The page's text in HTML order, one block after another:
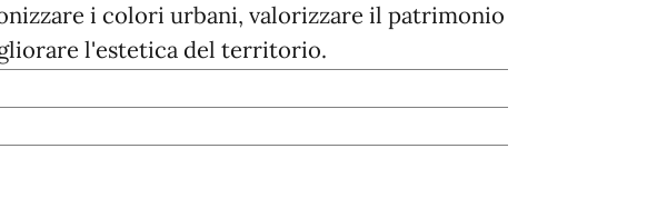
i colori urbani, valorizzare il patrimonio
l'estetica del territorio.